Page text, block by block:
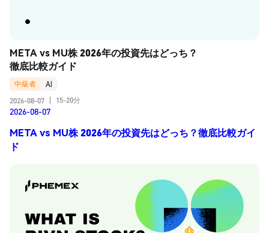
META vs MU株 2026年の投資先はどっち？
徹底比較ガイド
中級者
AI
2026-08-07
15-20分
2026-08-07
META vs MU株 2026年の投資先はどっち？徹底比較ガイ
ド